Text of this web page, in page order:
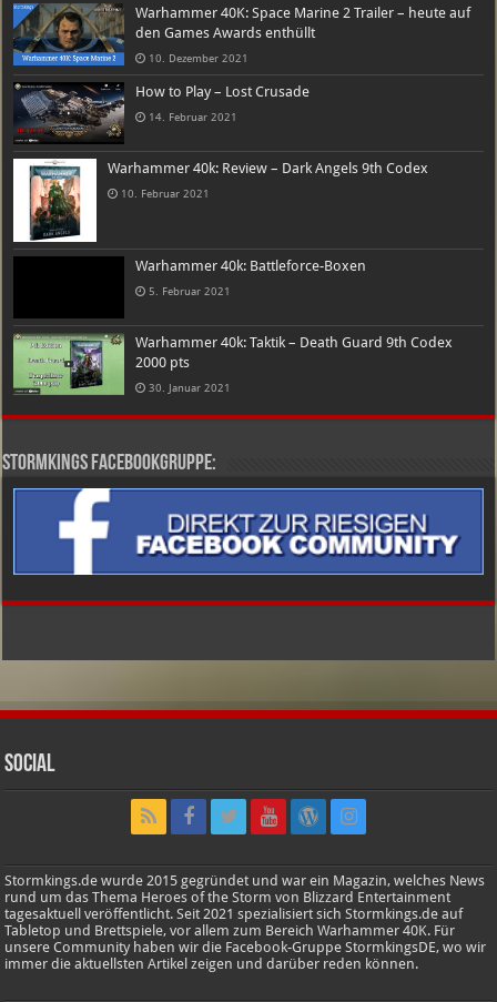
Warhammer 40K: Space Marine 2 Trailer – heute auf
den Games Awards enthüllt
10. Dezember 2021
How to Play – Lost Crusade
14. Februar 2021
Warhammer 40k: Review – Dark Angels 9th Codex
10. Februar 2021
Warhammer 40k: Battleforce-Boxen
5. Februar 2021
Warhammer 40k: Taktik – Death Guard 9th Codex
2000 pts
30. Januar 2021
Stormkings Facebookgruppe:
Social
Stormkings.de wurde 2015 gegründet und war ein Magazin, welches News
rund um das Thema Heroes of the Storm von Blizzard Entertainment
tagesaktuell veröffentlicht. Seit 2021 spezialisiert sich Stormkings.de auf
Tabletop und Brettspiele, vor allem zum Bereich Warhammer 40K. Für
unsere Community haben wir die Facebook-Gruppe StormkingsDE, wo wir
immer die aktuellsten Artikel zeigen und darüber reden können.